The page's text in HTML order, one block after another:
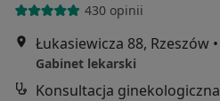
430 opinii
Łukasiewicza 88, Rzeszów •
Gabinet lekarski
Konsultacja ginekologiczna